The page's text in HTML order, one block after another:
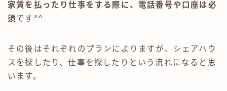
家賃を払ったり仕事をする際に、電話番号や口座は必
須です^^
その後はそれぞれのプランによりますが、シェアハウ
スを探したり、仕事を探したりという流れになると思
います。